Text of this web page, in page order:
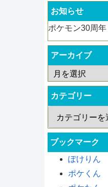
ェ...
お知らせ
ポケモン30周年
アーカイブ
カテゴリー
ブックマーク
ぽけりん
ポケくん